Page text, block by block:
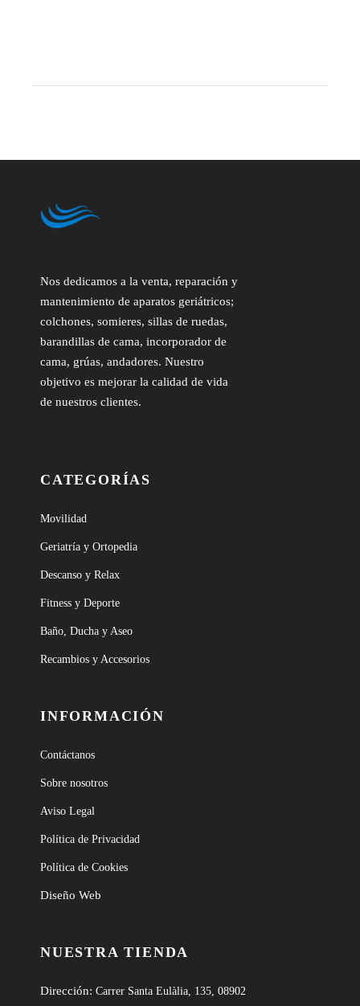
Nos dedicamos a la venta, reparación y
mantenimiento de aparatos geriátricos;
colchones, somieres, sillas de ruedas,
barandillas de cama, incorporador de
cama, grúas, andadores. Nuestro
objetivo es mejorar la calidad de vida
de nuestros clientes.
CATEGORÍAS
Movilidad
Geriatría y Ortopedia
Descanso y Relax
Fitness y Deporte
Baño, Ducha y Aseo
Recambios y Accesorios
INFORMACIÓN
Contáctanos
Sobre nosotros
Aviso Legal
Política de Privacidad
Política de Cookies
Diseño Web
NUESTRA TIENDA
Dirección: Carrer Santa Eulàlia, 135, 08902